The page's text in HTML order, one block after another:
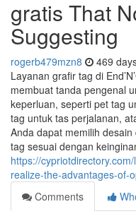
gratis That
Suggesting
rogerb479mzn8 469
Layanan grafir tag di
membuat tanda pengenal
keperluan, seperti pet tag
tag untuk tas perjalanan,
Anda dapat memilih
tag sesuai dengan
https://
realize-the-advantages-of-
Comments